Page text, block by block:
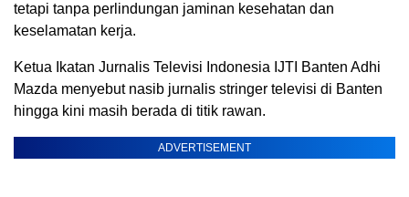
tetapi tanpa perlindungan jaminan kesehatan dan
keselamatan kerja.
Ketua Ikatan Jurnalis Televisi Indonesia IJTI Banten Adhi
Mazda menyebut nasib jurnalis stringer televisi di Banten
hingga kini masih berada di titik rawan.
ADVERTISEMENT